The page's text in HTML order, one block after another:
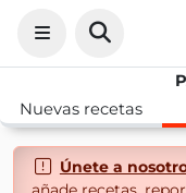
Nuevas recetas
Únete a